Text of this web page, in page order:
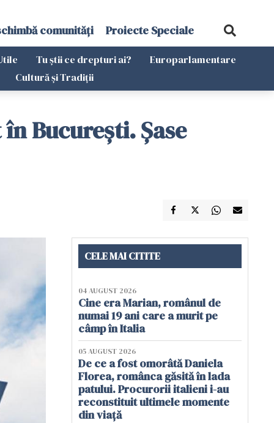
comunități Proiecte Speciale
Tu știi ce drepturi ai?
Europarlamentare
Cultură și Tradiții
Bucureşti. Şase
CELE MAI CITITE
04 AUGUST 2026
Cine era Marian, românul de
numai 19 ani care a murit pe
câmp în Italia
05 AUGUST 2026
De ce a fost omorâtă Daniela
Florea, românca găsită în lada
patului. Procurorii italieni i-au
reconstituit ultimele momente
din viață